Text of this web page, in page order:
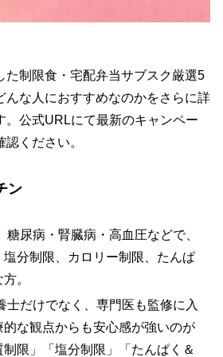
た制限食・宅配弁当サブスク厳選5
んな人におすすめなのかをさらに詳
。公式URLにて最新のキャンペー
ください。
ン
糖尿病・腎臓病・高血圧などで、
塩分制限、カロリー制限、たんぱ
。
士だけでなく、専門医も監修に入
的な観点からも安心感が強いのが
限」「塩分制限」「たんぱく＆